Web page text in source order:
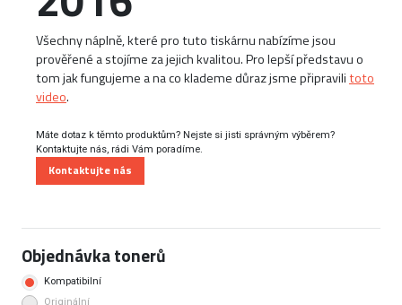
Všechny náplně, které pro tuto tiskárnu nabízíme jsou
prověřené a stojíme za jejich kvalitou. Pro lepší představu o
tom jak fungujeme a na co klademe důraz jsme připravilitoto
video.
Máte dotaz k těmto produktům? Nejste si jisti správným výběrem?
Kontaktujte nás, rádi Vám poradíme.
Kontaktujte nás
Objednávka tonerů
Kompatibilní
Originální